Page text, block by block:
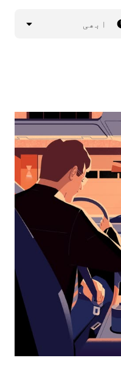
ابھی